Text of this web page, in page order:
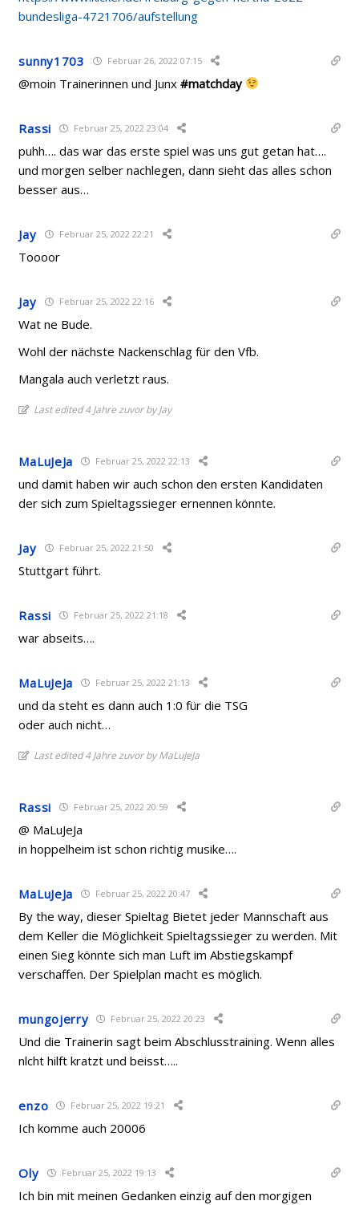
bundesliga-4721706/aufstellung
sunny1703 Februar 26, 2022 07:15
@moin Trainerinnen und Junx#matchday
Rassi Februar 25, 2022 23:04
puhh…. das war das erste spiel was uns gut getan hat….
und morgen selber nachlegen, dann sieht das alles schon
besser aus…
Jay Februar 25, 2022 22:21
Toooor
Jay Februar 25, 2022 22:16
Wat ne Bude.
Wohl der nächste Nackenschlag für den Vfb.
Mangala auch verletzt raus.
Last edited 4 Jahre zuvor by Jay
MaLuJeJa Februar 25, 2022 22:13
und damit haben wir auch schon den ersten Kandidaten
der sich zum Spieltagssieger ernennen könnte.
Jay Februar 25, 2022 21:50
Stuttgart führt.
Rassi Februar 25, 2022 21:18
war abseits….
MaLuJeJa Februar 25, 2022 21:13
und da steht es dann auch 1:0 für die TSG
oder auch nicht…
Last edited 4 Jahre zuvor by MaLuJeJa
Rassi Februar 25, 2022 20:59
@ MaLuJeJa
in hoppelheim ist schon richtig musike….
MaLuJeJa Februar 25, 2022 20:47
By the way, dieser Spieltag Bietet jeder Mannschaft aus
dem Keller die Möglichkeit Spieltagssieger zu werden. Mit
einen Sieg könnte sich man Luft im Abstiegskampf
verschaffen. Der Spielplan macht es möglich.
mungojerry Februar 25, 2022 20:23
Und die Trainerin sagt beim Abschlusstraining. Wenn alles
nlcht hilft kratzt und beisst…..
enzo Februar 25, 2022 19:21
Ich komme auch 20006
Oly Februar 25, 2022 19:13
Ich bin mit meinen Gedanken einzig auf den morgigen